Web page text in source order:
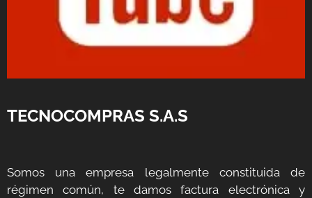
TECNOCOMPRAS S.A.S
Somos una empresa legalmente constituida de
régimen común, te damos factura electrónica y